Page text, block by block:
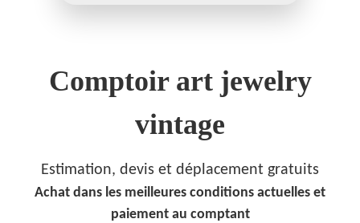
Comptoir art jewelry
vintage
Estimation, devis et déplacement gratuits
Achat dans les meilleures conditions actuelles et
paiement au comptant